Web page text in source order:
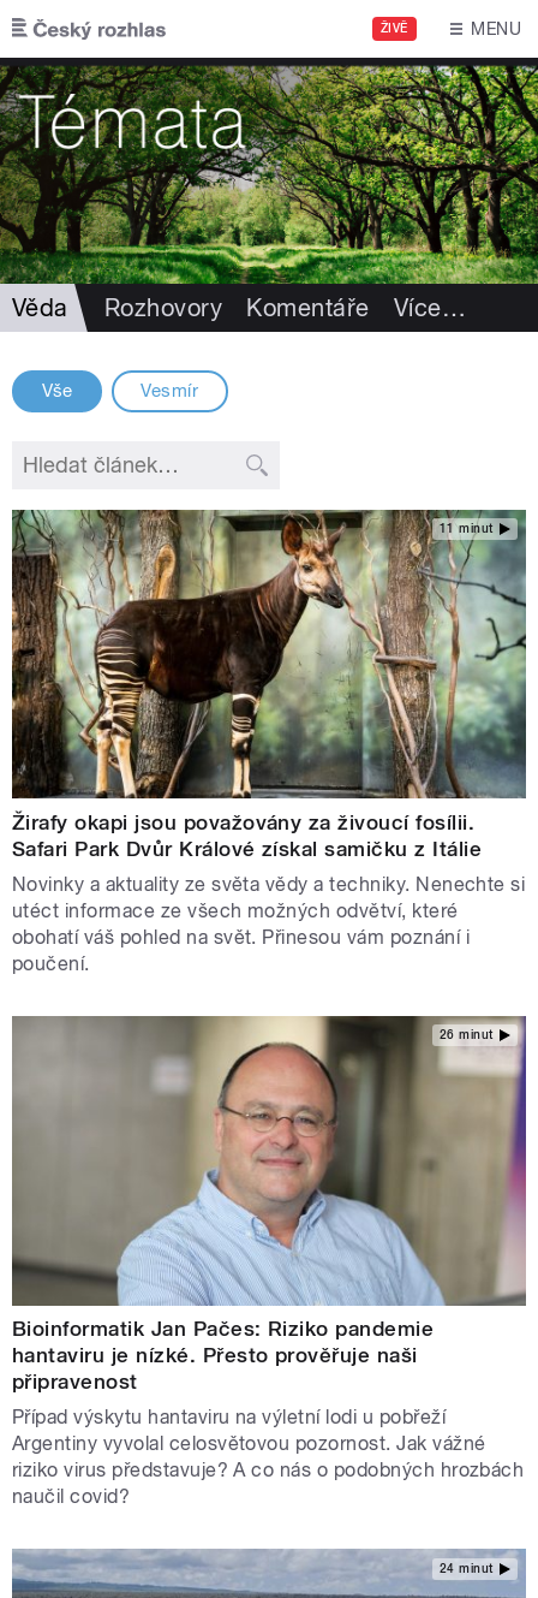
Přejít k hlavnímu obsahu
ŽIVĚ MENU
Věda Rozhovory Komentáře Více…
Vše Vesmír
11 minut
Žirafy okapi jsou považovány za živoucí fosílii.
Safari Park Dvůr Králové získal samičku z Itálie
Novinky a aktuality ze světa vědy a techniky. Nenechte si
utéct informace ze všech možných odvětví, které
obohatí váš pohled na svět. Přinesou vám poznání i
poučení.
26 minut
Bioinformatik Jan Pačes: Riziko pandemie
hantaviru je nízké. Přesto prověřuje naši
připravenost
Případ výskytu hantaviru na výletní lodi u pobřeží
Argentiny vyvolal celosvětovou pozornost. Jak vážné
riziko virus představuje? A co nás o podobných hrozbách
naučil covid?
24 minut